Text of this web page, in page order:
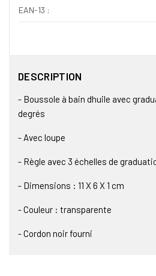
EAN-13 :
DESCRIPTION
- Boussole à bain dhuile avec
degrés
- Avec loupe
- Règle avec 3 échelles de
- Dimensions : 11 X 6 X 1 cm
- Couleur : transparente
- Cordon noir fourni